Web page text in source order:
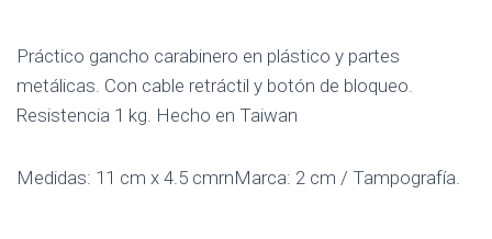
Práctico gancho carabinero en plástico y partes
metálicas. Con cable retráctil y botón de bloqueo.
Resistencia 1 kg. Hecho en Taiwan
Medidas: 11 cm x 4.5 cmrnMarca: 2 cm / Tampografía.